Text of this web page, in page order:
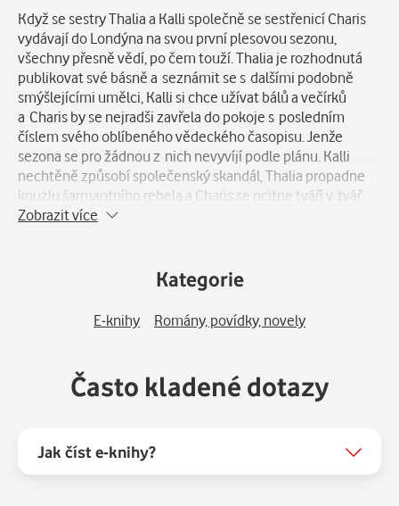
Když se sestry Thalia a Kalli společně se sestřenicí Charis
vydávají do Londýna na svou první plesovou sezonu,
všechny přesně vědí, po čem touží. Thalia je rozhodnutá
publikovat své básně a seznámit se s dalšími podobně
smýšlejícími umělci, Kalli si chce užívat bálů a večírků
a Charis by se nejradši zavřela do pokoje s posledním
číslem svého oblíbeného vědeckého časopisu. Jenže
sezona se pro žádnou z nich nevyvíjí podle plánu. Kalli
nechtěně způsobí společenský skandál, Thalia propadne
kouzlu šarmantního rebela a Charis se ocitne tváří v tvář
vědeckému dilematu, které by jí mohlo zlomit srdce.
Zobrazit více
Kategorie
E-knihy Romány, povídky, novely
Často kladené dotazy
Jak číst e-knihy?